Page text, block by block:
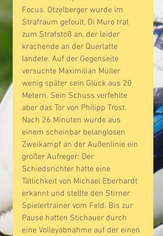
Focus. Otzelberger wurde im
Strafraum gefoult, Di Muro trat
zum Strafstoß an, der leider
krachende an der Querlatte
landete. Auf der Gegenseite
versuchte Maximilian Müller
wenig später sein Glück aus 20
Metern. Sein Schuss verfehlte
aber das Tor von Philipp Trost.
Nach 26 Minuten wurde aus
einem scheinbar belanglosen
Zweikampf an der Außenlinie ein
großer Aufreger: Der
Schiedsrichter hatte eine
Tätlichkeit von Michael Eberhardt
erkannt und stellte den Stirner
Spielertrainer vom Feld. Bis zur
Pause hatten Stichauer durch
eine Volleyabnahme auf der einen